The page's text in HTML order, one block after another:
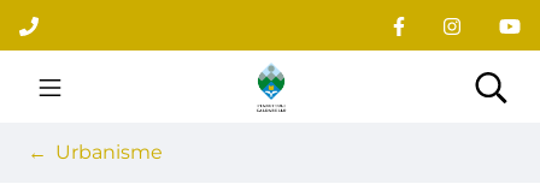
Aller
au
contenu
Site officiel du village
Urbanisme